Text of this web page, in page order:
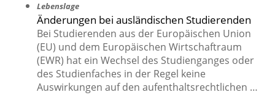
Lebenslage
Änderungen bei ausländischen Studierenden
Bei Studierenden aus der Europäischen Union
(EU) und dem Europäischen Wirtschaftraum
(EWR) hat ein Wechsel des Studienganges oder
des Studienfaches in der Regel keine
Auswirkungen auf den aufenthaltsrechtlichen …